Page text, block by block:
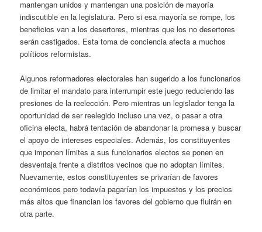
mantengan unidos y mantengan una posición de mayoría
indiscutible en la legislatura. Pero si esa mayoría se rompe, los
beneficios van a los desertores, mientras que los no desertores
serán castigados. Esta toma de conciencia afecta a muchos
políticos reformistas.
Algunos reformadores electorales han sugerido a los funcionarios
de limitar el mandato para interrumpir este juego reduciendo las
presiones de la reelección. Pero mientras un legislador tenga la
oportunidad de ser reelegido incluso una vez, o pasar a otra
oficina electa, habrá tentación de abandonar la promesa y buscar
el apoyo de intereses especiales. Además, los constituyentes
que imponen límites a sus funcionarios electos se ponen en
desventaja frente a distritos vecinos que no adoptan límites.
Nuevamente, estos constituyentes se privarían de favores
económicos pero todavía pagarían los impuestos y los precios
más altos que financian los favores del gobierno que fluirán en
otra parte.